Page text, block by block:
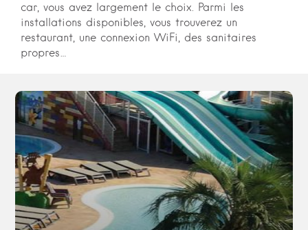
car, vous avez largement le choix. Parmi les
installations disponibles, vous trouverez un
restaurant, une connexion WiFi, des sanitaires
propres…